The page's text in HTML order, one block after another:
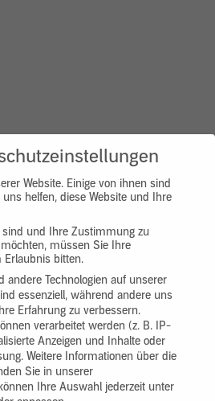
Website. Einige von ihnen sind
helfen, diese Website und Ihre
sind und Ihre Zustimmung zu
müssen Sie Ihre
Erlaubnis bitten.
andere Technologien auf unserer
essenziell, während andere uns
Erfahrung zu verbessern.
verarbeitet werden (z. B. IP-
Anzeigen und Inhalte oder
Weitere Informationen über die
Sie in unserer
Ihre Auswahl jederzeit unter